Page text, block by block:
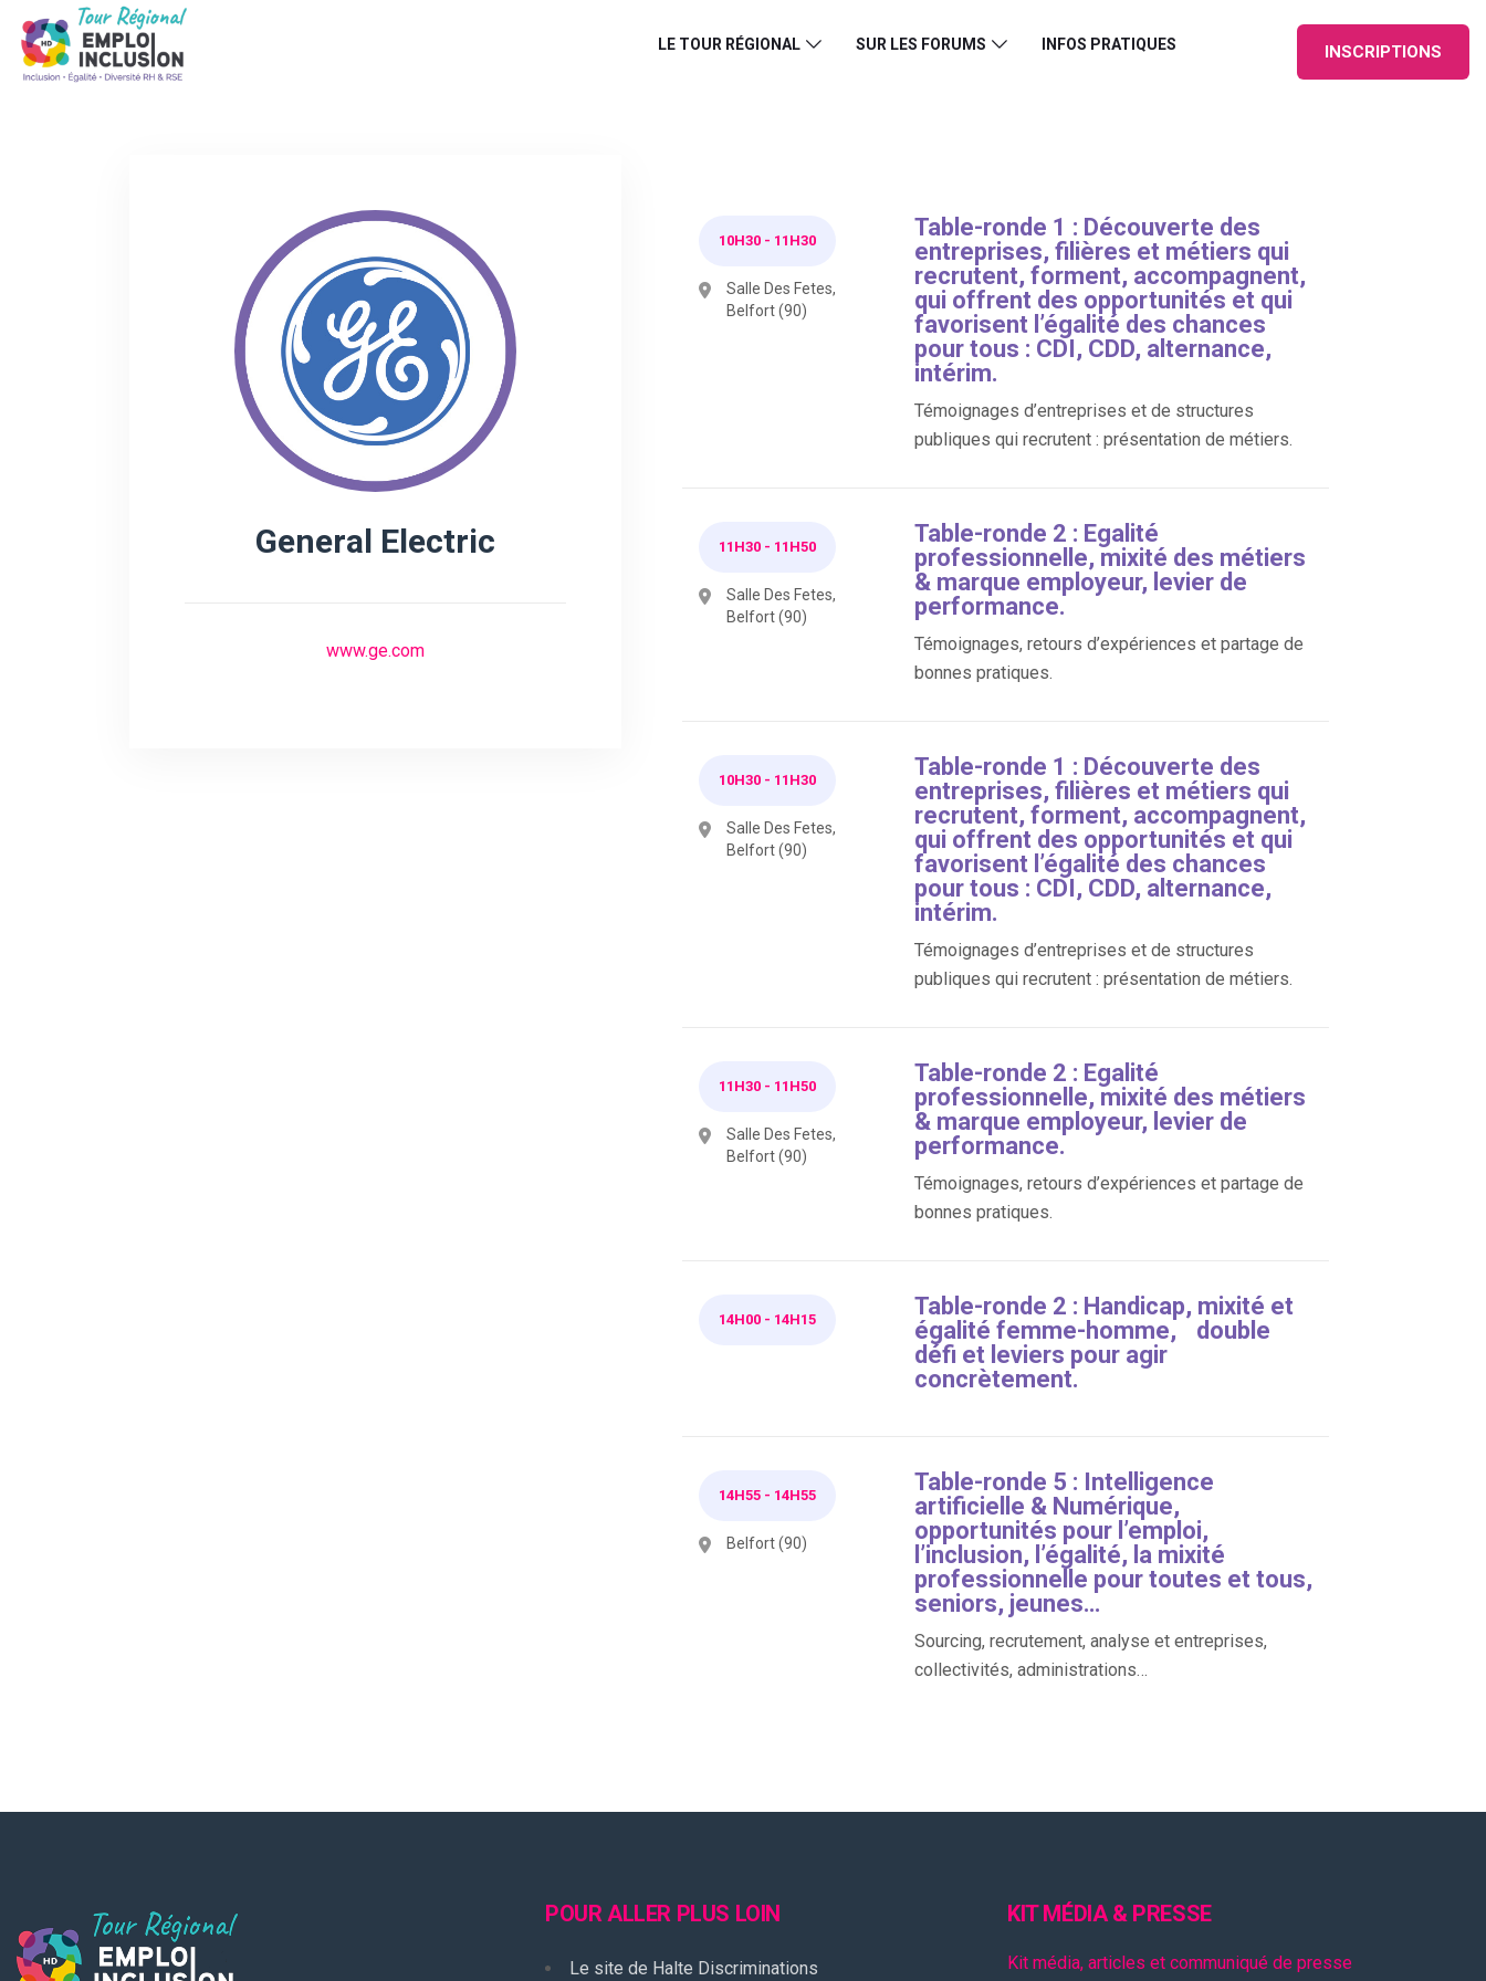
LE TOUR RÉGIONAL SUR LES FORUMS INFOS PRATIQUES INSCRIPTIONS
General Electric
www.ge.com
10H30 - 11H30
Salle Des Fetes,
Belfort (90)
Table-ronde 1 : Découverte des
entreprises, filières et métiers qui
recrutent, forment, accompagnent,
qui offrent des opportunités et qui
favorisent l’égalité des chances
pour tous : CDI, CDD, alternance,
intérim.
Témoignages d’entreprises et de structures
publiques qui recrutent : présentation de métiers.
11H30 - 11H50
Salle Des Fetes,
Belfort (90)
Table-ronde 2 : Egalité
professionnelle, mixité des métiers
& marque employeur, levier de
performance.
Témoignages, retours d’expériences et partage de
bonnes pratiques.
10H30 - 11H30
Salle Des Fetes,
Belfort (90)
Table-ronde 1 : Découverte des
entreprises, filières et métiers qui
recrutent, forment, accompagnent,
qui offrent des opportunités et qui
favorisent l’égalité des chances
pour tous : CDI, CDD, alternance,
intérim.
Témoignages d’entreprises et de structures
publiques qui recrutent : présentation de métiers.
11H30 - 11H50
Salle Des Fetes,
Belfort (90)
Table-ronde 2 : Egalité
professionnelle, mixité des métiers
& marque employeur, levier de
performance.
Témoignages, retours d’expériences et partage de
bonnes pratiques.
14H00 - 14H15
Table-ronde 2 : Handicap, mixité et
égalité femme-homme, double
défi et leviers pour agir
concrètement.
14H55 - 14H55
Belfort (90)
Table-ronde 5 : Intelligence
artificielle & Numérique,
opportunités pour l’emploi,
l’inclusion, l’égalité, la mixité
professionnelle pour toutes et tous,
seniors, jeunes…
Sourcing, recrutement, analyse et entreprises,
collectivités, administrations…
POUR ALLER PLUS LOIN
Le site de Halte Discriminations
KIT MÉDIA & PRESSE
Kit média, articles et communiqué de presse